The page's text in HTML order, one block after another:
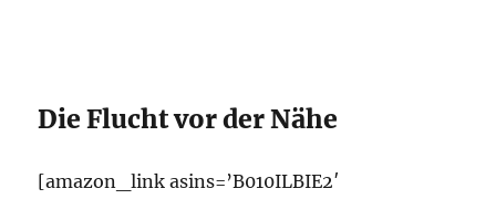
Die Flucht vor der Nähe
[amazon_link asins=’B010ILBIE2′